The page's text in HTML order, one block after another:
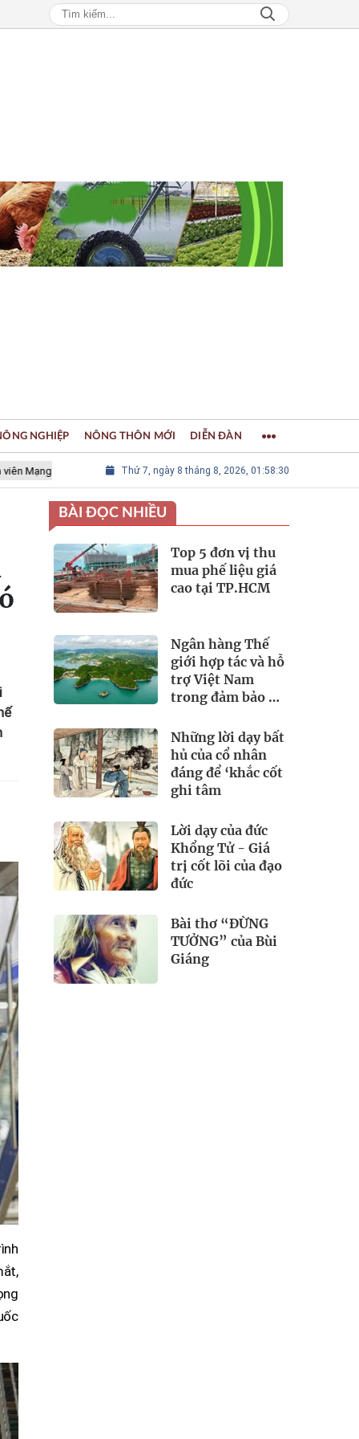
lưới các Thành phố Thủ công sáng tạo Thế giới LÀNG NGHỀ
Thứ 7, ngày 8 tháng 8, 2026, 01:58:32
NGHIỆP NÔNG THÔN MỚI DIỄN ĐÀN
BÀI ĐỌC NHIỀU
Top 5 đơn vị thu
mua phế liệu giá
cao tại TP.HCM
Ngân hàng Thế
giới hợp tác và hỗ
trợ Việt Nam
trong đảm bảo an
Những lời dạy bất
hủ của cổ nhân
đáng để ‘khắc cốt
ghi tâm
Lời dạy của đức
Khổng Tử - Giá
trị cốt lõi của đạo
đức
Bài thơ “ĐỪNG
TƯỞNG” của Bùi
Giáng